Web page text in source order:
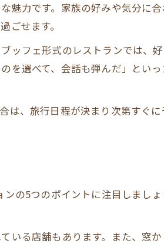
魅力です。家族の好みや気分に
ごせます。
ッフェ形式のレストランでは、
を選べて、会話も弾んだ」とい
は、旅行日程が決まり次第すぐに
の5つのポイントに注目しましょ
いる店舗もあります。また、窓